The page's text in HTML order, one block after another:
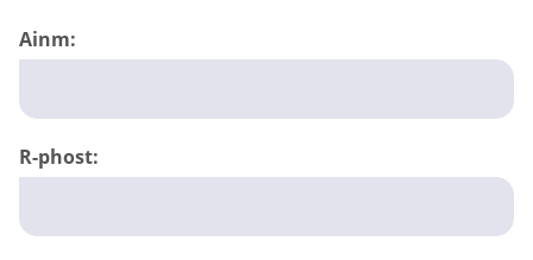
Ainm:
R-phost: